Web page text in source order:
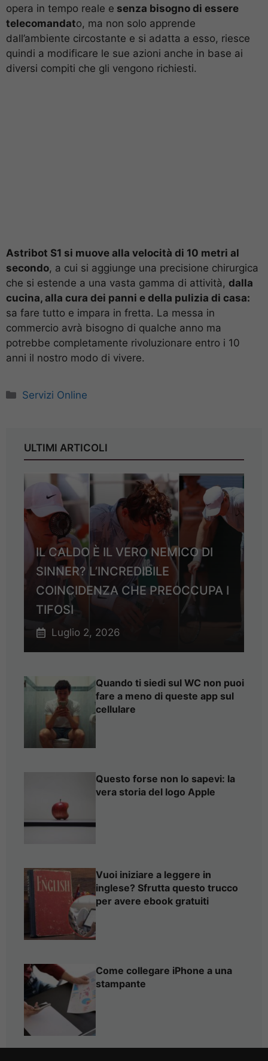
opera in tempo reale e senza bisogno di essere
telecomandato, ma non solo apprende
dall’ambiente circostante e si adatta a esso, riesce
quindi a modificare le sue azioni anche in base ai
diversi compiti che gli vengono richiesti.
Astribot S1 si muove alla velocità di 10 metri al
secondo, a cui si aggiunge una precisione chirurgica
che si estende a una vasta gamma di attività, dalla
cucina, alla cura dei panni e della pulizia di casa:
sa fare tutto e impara in fretta. La messa in
commercio avrà bisogno di qualche anno ma
potrebbe completamente rivoluzionare entro i 10
anni il nostro modo di vivere.
Categorie
Servizi Online
ULTIMI ARTICOLI
IL CALDO È IL VERO NEMICO DI
SINNER? L’INCREDIBILE
COINCIDENZA CHE PREOCCUPA I
TIFOSI
Luglio 2, 2026
Quando ti siedi sul WC non puoi
fare a meno di queste app sul
cellulare
Questo forse non lo sapevi: la
vera storia del logo Apple
Vuoi iniziare a leggere in
inglese? Sfrutta questo trucco
per avere ebook gratuiti
Come collegare iPhone a una
stampante